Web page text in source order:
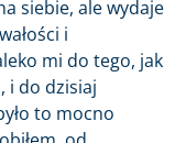
siebie, ale wydaje
i
mi do tego, jak
i do dzisiaj
to mocno